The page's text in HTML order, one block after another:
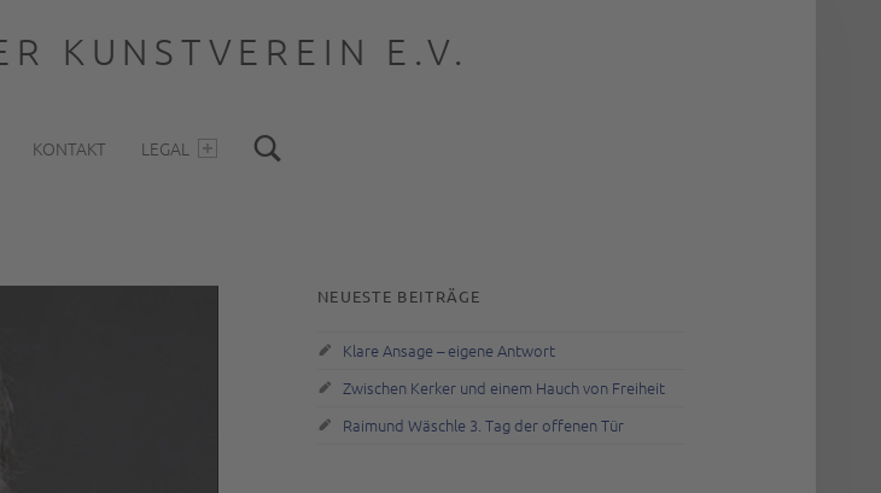
KUNSTVEREIN E.V.
KONTAKT LEGAL
SIDEBAR
NEUESTE BEITRÄGE
Klare Ansage – eigene Antwort
Zwischen Kerker und einem Hauch von Freiheit
Raimund Wäschle 3. Tag der offenen Tür